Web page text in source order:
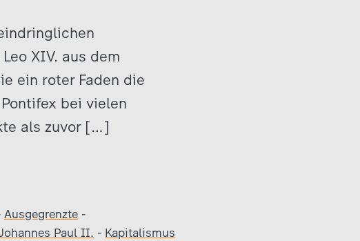
XIV. aus dem
ein roter Faden die
bei vielen
als zuvor […]
Ausgegrenzte -
Paul II. - Kapitalismus